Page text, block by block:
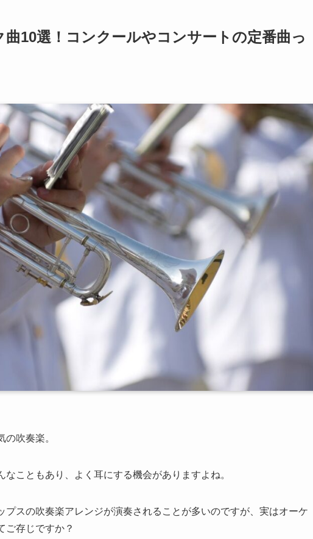
10選！コンクールやコンサートの定番曲っ
吹奏楽。
こともあり、よく耳にする機会がありますよね。
プスの吹奏楽アレンジが演奏されることが多いのですが、実はオーケ
ご存じですか？